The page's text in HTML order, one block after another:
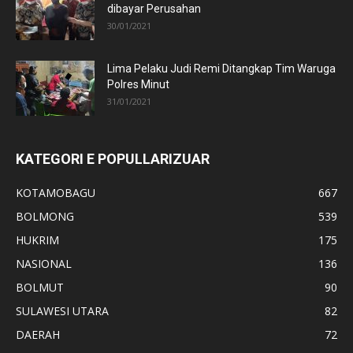
dibayar Perusahan
30/01/2021
Lima Pelaku Judi Remi Ditangkap Tim Waruga
Polres Minut
31/01/2021
KATEGORI E POPULLARIZUAR
KOTAMOBAGU
667
BOLMONG
539
HUKRIM
175
NASIONAL
136
BOLMUT
90
SULAWESI UTARA
82
DAERAH
72